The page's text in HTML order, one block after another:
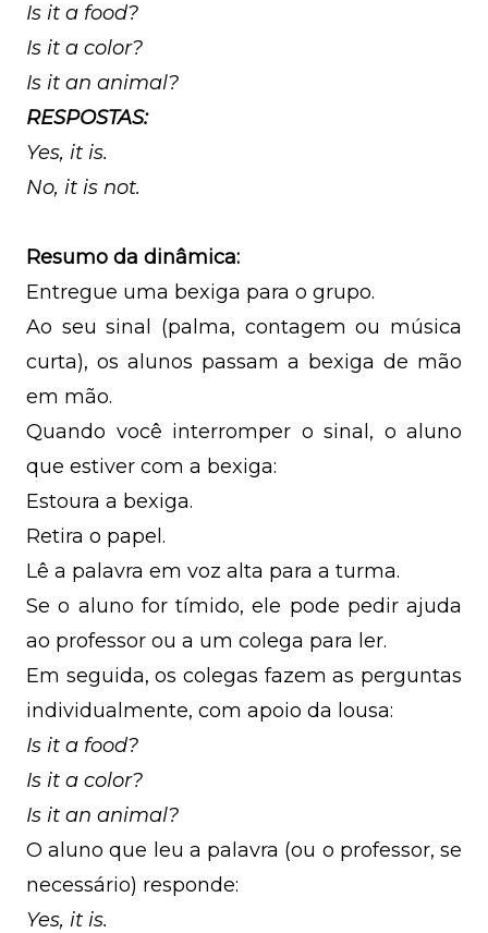
Is it a food?
Is it a color?
Is it an animal?
RESPOSTAS:
Yes, it is.
No, it is not.
Resumo da dinâmica:
Entregue uma bexiga para o grupo.
Ao seu sinal (palma, contagem ou música
curta), os alunos passam a bexiga de mão
em mão.
Quando você interromper o sinal, o aluno
que estiver com a bexiga:
Estoura a bexiga.
Retira o papel.
Lê a palavra em voz alta para a turma.
Se o aluno for tímido, ele pode pedir ajuda
ao professor ou a um colega para ler.
Em seguida, os colegas fazem as perguntas
individualmente, com apoio da lousa:
Is it a food?
Is it a color?
Is it an animal?
O aluno que leu a palavra (ou o professor, se
necessário) responde:
Yes, it is.